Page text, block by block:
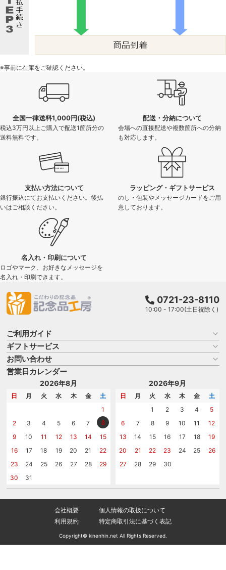
※事前に在庫をご確認ください。
全国一律送料1,000円(税込)
税込3万円以上ご購入で配送1箇所分の
送料無料です。
配送・分納について
会場への直接配送や複数箇所への分納
も対応します。
支払い方法について
銀行振込にてお支払いください。後払
いはご相談ください。
ラッピング・ギフトサービス
のし・包装やメッセージカードをご用
意しております。
名入れ・印刷について
ロゴやマーク、お好きなメッセージを
名入れ・印刷できます。
0721-23-8110
10:00 - 17:00(土日祝除く)
ご利用ガイド
お買い物ガイド
よくある質問
はじめての記念品選び
記念品工房の使い方
ギフトサービス
名入れについて
のし
メッセージカード
お問い合わせ
商品選びを相談する
名入れについて相談する
カタログを請求する
営業日カレンダー
2026年8月
日 月 火 水 木 金
土
1
2
3 4 5 6 7
8
9
10 11 12 13 14
15
16
17 18 19 20 21
22
23
24 25 26 27 28
29
30
31
2026年9月
日 月 火 水 木 金
土
1
2 3 4
5
6
7 8 9 10 11
12
13
14 15 16 17 18
19
20
21 22 23 24 25
26
27
28 29 30
会社概要
個人情報の取扱について
利用規約
特定商取引法に基づく表記
Copyright© kinenhin.net All Rights Reserved.